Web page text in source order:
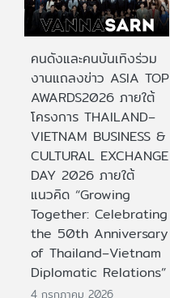
คนดังและคนบันเทิงร่วม
งานแถลงข่าว ASIA TOP
AWARDS2026 ภายใต้
โครงการ THAILAND–
VIETNAM BUSINESS &
CULTURAL EXCHANGE
DAY 2026 ภายใต้
แนวคิด “Growing
Together: Celebrating
the 50th Anniversary
of Thailand–Vietnam
Diplomatic Relations”
4 กรกฎาคม 2026